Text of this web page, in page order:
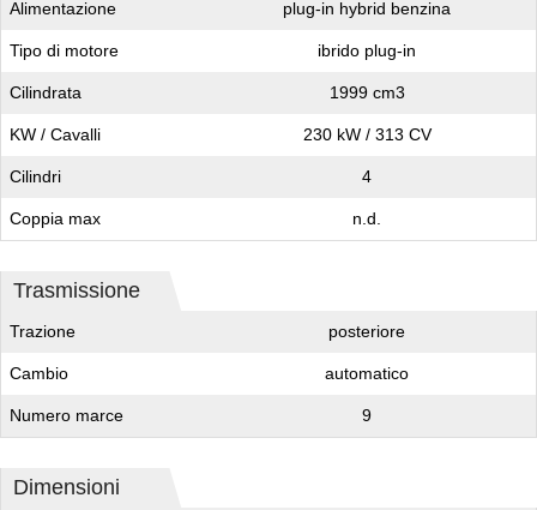
Alimentazione plug-in hybrid benzina
Tipo di motore ibrido plug-in
Cilindrata 1999 cm3
KW / Cavalli 230 kW / 313 CV
Cilindri 4
Coppia max n.d.
Trasmissione
Trazione posteriore
Cambio automatico
Numero marce 9
Dimensioni